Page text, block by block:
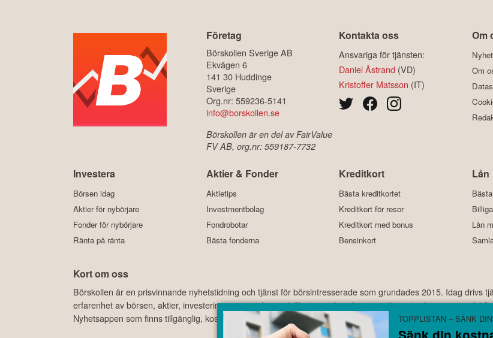
Företag
Börskollen Sverige AB
Ekvägen 6
141 30 Huddinge
Sverige
Org.nr: 559236-5141
info@borskollen.se
Börskollen är en del av FairValue
FV AB, org.nr: 559187-7732
Kontakta oss
Ansvariga för tjänsten:
Daniel Åstrand (VD)
Kristoffer Matsson (IT)
Om
Om
Investera
Börsen idag
Aktier för nybörjare
Fonder för nybörjare
Ränta på ränta
Aktier & Fonder
Aktietips
Investmentbolag
Fondrobotar
Bästa fonderna
Kreditkort
Bästa kreditkortet
Kreditkort för resor
Kreditkort med bonus
Bensinkort
Lån
Lån
Kort om oss
Börskollen är en prisvinnande nyhetstidning och tjänst för börsintresserade som grundades 2015. Idag drivs
erfarenhet av börsen, aktier, investeringar, privatekonomi, företagande och motorrelaterat – ämnen som det
Nyhetsappen som finns tillgänglig, kostnadsfritt, har under åren laddats ner hundratusentals gånger och med
TOPPLISTAN – SÄNK